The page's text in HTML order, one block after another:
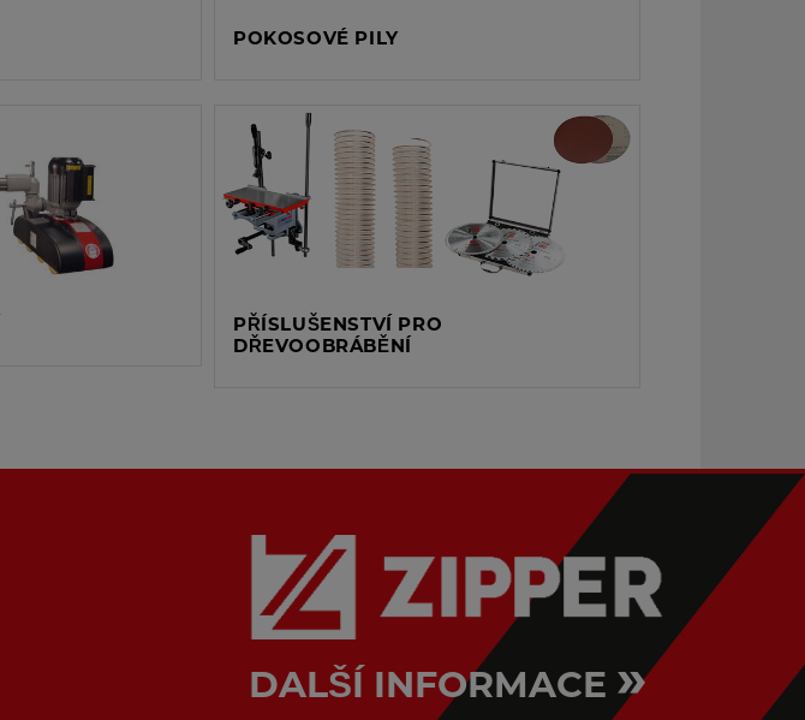
POKOSOVÉ PILY
PŘÍSLUŠENSTVÍ PRO
DŘEVOOBRÁBĚNÍ
DALŠÍ INFORMACE »